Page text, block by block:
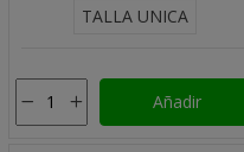
TALLA UNICA
Añadir